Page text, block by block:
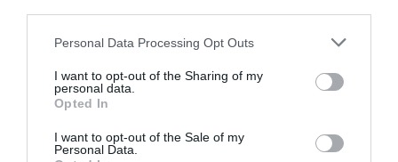
Personal Data Processing Opt Outs
I want to opt-out of the Sharing of my
personal data.
Opted In
I want to opt-out of the Sale of my
Personal Data.
RELACIONADES